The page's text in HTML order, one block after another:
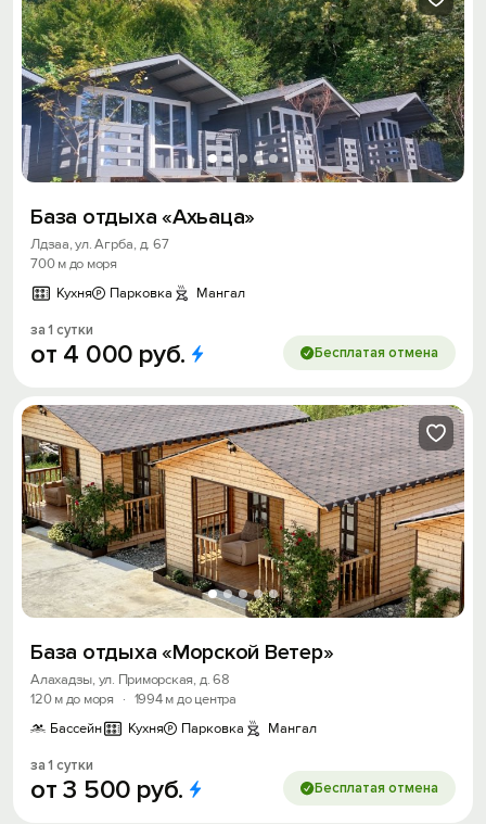
База отдыха «Ахьаца»
Лдзаа, ул. Агрба, д. 67
700 м до моря
Кухня
Парковка Мангал
за 1 сутки
от 4 000 руб. Бесплатая отмена
База отдыха «Морской Ветер»
Алахадзы, ул. Приморская, д. 68
120 м до моря
· 1994 м до центра
Бассейн
Кухня Парковка Мангал
за 1 сутки
от3 500 руб. Бесплатая отмена